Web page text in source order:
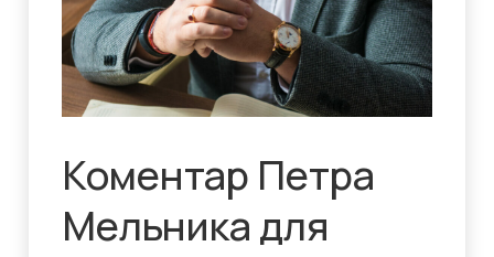
Коментар Петра
Мельника для